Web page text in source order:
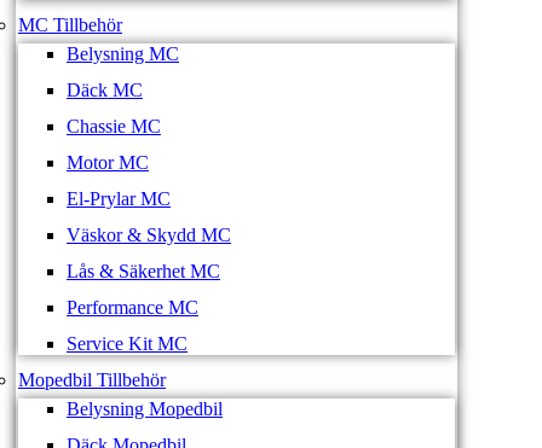
MC Tillbehör
Belysning MC
Däck MC
Chassie MC
Motor MC
El-Prylar MC
Väskor & Skydd MC
Lås & Säkerhet MC
Performance MC
Service Kit MC
Mopedbil Tillbehör
Belysning Mopedbil